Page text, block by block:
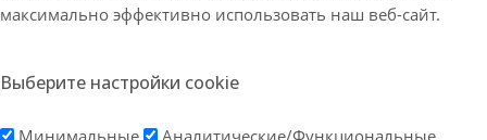
максимально эффективно использовать наш веб-сайт.
Выберите настройки cookie
Минимальные Аналитические/Функциональные